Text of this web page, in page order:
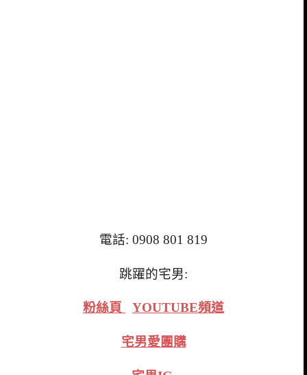
電話: 0908 801 819
跳躍的宅男:
粉絲頁 YOUTUBE頻道
宅男愛團購